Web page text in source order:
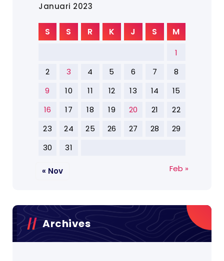
Januari 2023
S S R K J S M
1
2
3 4 5 6 7
8
9
10 11 12 13 14
15
16
17 18 19 20 21
22
23
24 25 26 27 28
29
30
31
« Nov Feb »
Archives